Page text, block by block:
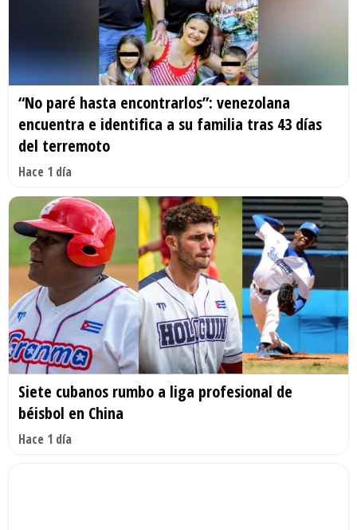
“No paré hasta encontrarlos”: venezolana
encuentra e identifica a su familia tras 43 días
del terremoto
Hace 1 día
Siete cubanos rumbo a liga profesional de
béisbol en China
Hace 1 día